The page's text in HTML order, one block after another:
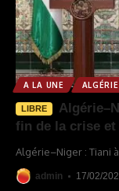
A LA UNE ALGÉRIE
LIBRE
fin de la crise
Algérie–Niger : Tiani
admin 17/02/